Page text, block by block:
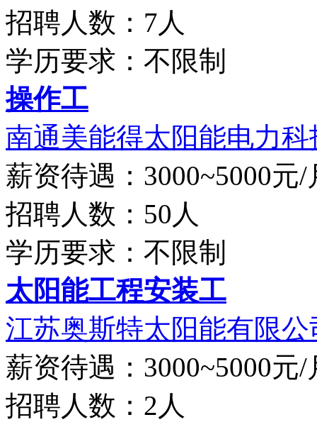
招聘人数：7人
学历要求：不限制
操作工
南通美能得太阳能电力科
薪资待遇：3000~5000元/
招聘人数：50人
学历要求：不限制
太阳能工程安装工
江苏奥斯特太阳能有限公
薪资待遇：3000~5000元/
招聘人数：2人